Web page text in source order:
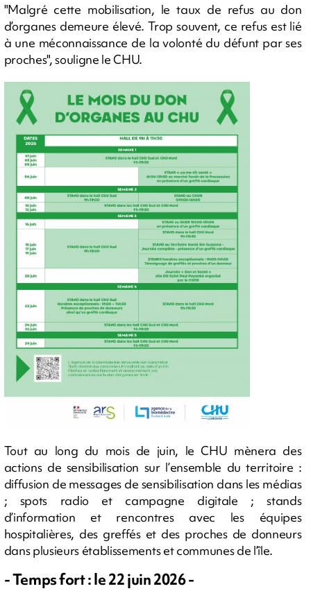
"Malgré cette mobilisation, le taux de refus au don
d’organes demeure élevé. Trop souvent, ce refus est lié
à une méconnaissance de la volonté du défunt par ses
proches", souligne le CHU.
Tout au long du mois de juin, le CHU mènera des
actions de sensibilisation sur l’ensemble du territoire :
diffusion de messages de sensibilisation dans les médias
; spots radio et campagne digitale ; stands
d’information et rencontres avec les équipes
hospitalières, des greffés et des proches de donneurs
dans plusieurs établissements et communes de l’île.
- Temps fort : le 22 juin 2026 -